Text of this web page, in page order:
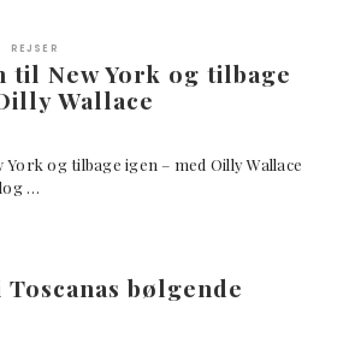
REJSER
til New York og tilbage
Wallace
York og tilbage igen – med Oilly Wallace
…
bølgende